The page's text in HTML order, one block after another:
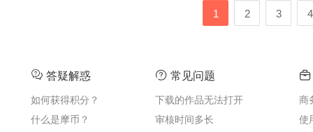
1 2 3 4
答疑解惑
如何获得积分？
什么是摩币？
常见问题
下载的作品无法打开
审核时间多长
商
使